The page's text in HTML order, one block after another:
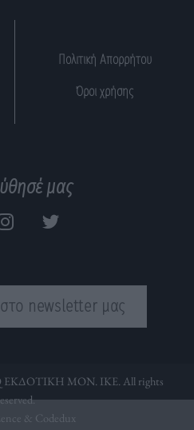
Πολιτική Απορρήτου
Όροι χρήσης
μας
newsletter μας
ΕΚΔΟΤΙΚΗ ΜΟΝ. ΙΚΕ. All rights
& Codedux